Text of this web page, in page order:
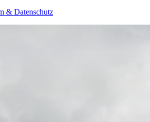
& Datenschutz